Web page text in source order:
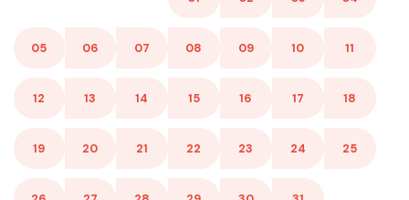
05 06 07 08 09 10 11
12 13 14 15 16 17 18
19 20 21 22 23 24 25